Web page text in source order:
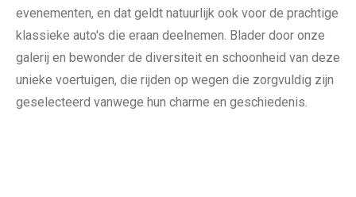
evenementen, en dat geldt natuurlijk ook voor de prachtige
klassieke auto's die eraan deelnemen. Blader door onze
galerij en bewonder de diversiteit en schoonheid van deze
unieke voertuigen, die rijden op wegen die zorgvuldig zijn
geselecteerd vanwege hun charme en geschiedenis.